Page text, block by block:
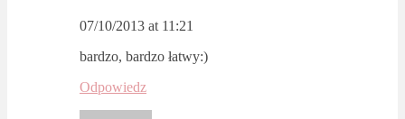
07/10/2013 at 11:21
bardzo, bardzo łatwy:)
Odpowiedz